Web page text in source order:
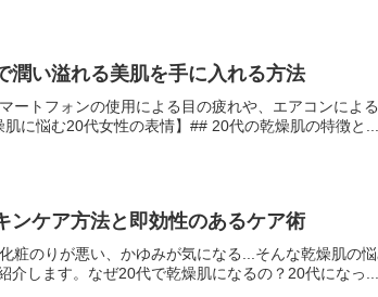
潤い溢れる美肌を手に入れる方法
ートフォンの使用による目の疲れや、エアコンによ
に悩む20代女性の表情】## 20代の乾燥肌の特徴と...
ンケア方法と即効性のあるケア術
粧のりが悪い、かゆみが気になる...そんな乾燥肌の
介します。なぜ20代で乾燥肌になるの？20代になっ...